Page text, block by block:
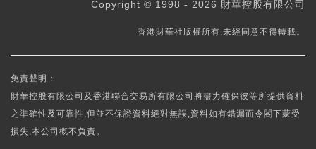
Copyright © 1998 - 2026 財華控股有限公司
香港財華社版權所有,未經同意不得轉載。
免責聲明：
財華控股有限公司及香港聯合交易所有限公司將盡力確保彼等所提供資料
之準確性及可靠性,但並不保證資料絕對無誤,資料如有錯漏而令閣下蒙受
損失,本公司概不負責。